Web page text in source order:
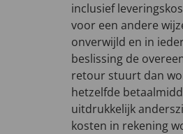
inclusief
voor een andere
onverwijld en in
beslissing de
retour stuurt dan
hetzelfde
uitdrukkelijk
kosten in rekening